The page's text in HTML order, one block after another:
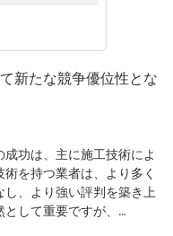
新たな競争優位性とな
功は、主に施工技術によ
を持つ業者は、より多く
、より強い評判を築き上
として重要ですが、…